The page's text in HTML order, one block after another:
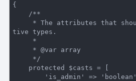
{
/**
tive types.
     *
@var array
     */
protected
$casts = [
'is_admin'
=> 'boolean'